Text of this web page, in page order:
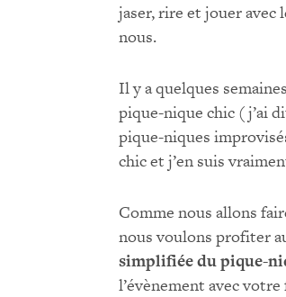
jaser, rire et jouer avec
nous.
Il y a quelques
pique-nique chic (j’ai
pique-niques
chic et j’en suis
Comme nous allons
nous voulons profiter
simplifiée du pique-
l’évènement avec